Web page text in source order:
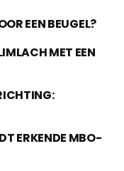
EEN BEUGEL?
MET EEN
ERKENDE MBO-